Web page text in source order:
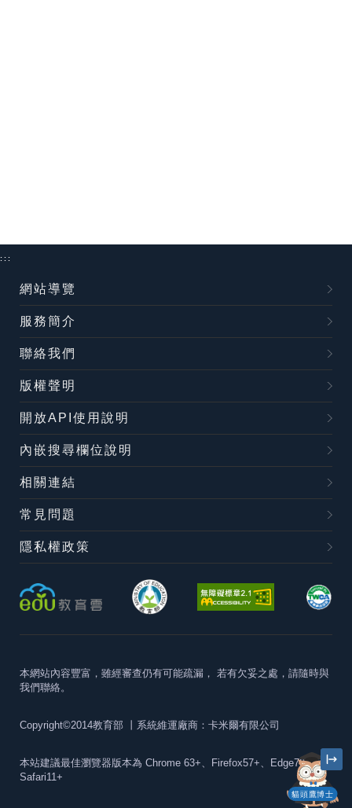
貓頭鷹博士
:::
網站導覽
服務簡介
聯絡我們
版權聲明
開放API使用說明
內嵌搜尋欄位說明
相關連結
常見問題
隱私權政策
本網站內容豐富，雖經審查仍有可能疏漏， 若有欠妥之處，請隨時與
我們聯絡。
Copyright©2014教育部 丨系統維運廠商：卡米爾有限公司
本站建議最佳瀏覽器版本為 Chrome 63+、Firefox57+、Edge79+及
Safari11+